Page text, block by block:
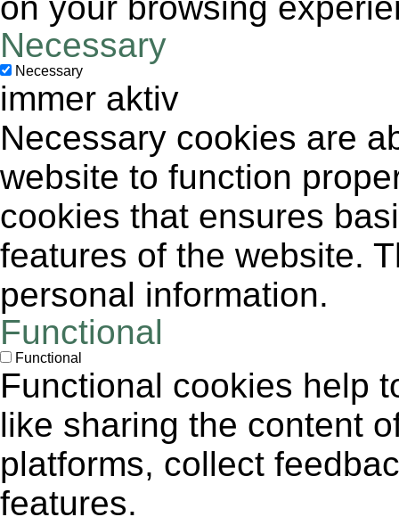
Necessary
Necessary
immer aktiv
Necessary cookies are
website to function
cookies that ensures
features of the website.
personal information.
Functional
Functional
Functional cookies help
like sharing the content
platforms, collect
features.